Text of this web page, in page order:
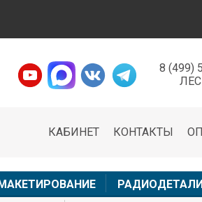
8 (499)
КОНТАКТЫ
КАБИНЕТ
МАКЕТИРОВАНИЕ РАДИОДЕТАЛИ
×